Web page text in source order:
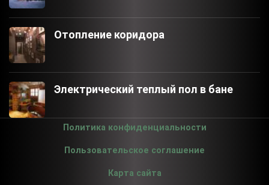
Отопление коридора
Электрический теплый пол в бане
Политика конфиденциальности
Пользовательское соглашение
Карта сайта